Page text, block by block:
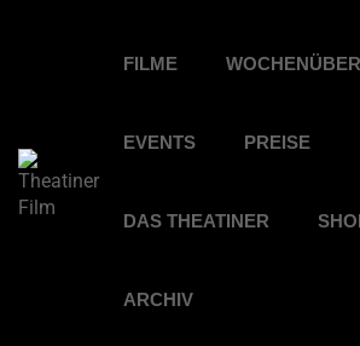
FILME
EVENTS PREISE
DAS THEATINER
ARCHIV